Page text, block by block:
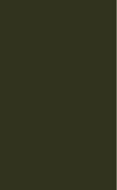
ও হয়রানির অভিযোগ